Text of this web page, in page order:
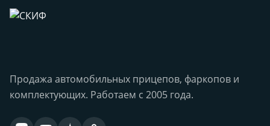
Продажа автомобильных прицепов, фаркопов и
комплектующих. Работаем с 2005 года.